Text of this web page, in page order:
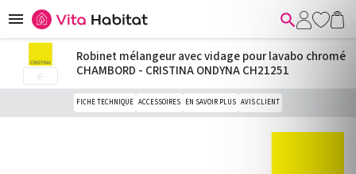
 
Robinet mélangeur avec vidage pour lavabo chromé
CHAMBORD - CRISTINA ONDYNA CH21251
FICHE TECHNIQUE ACCESSOIRES EN SAVOIR PLUS AVIS CLIENT